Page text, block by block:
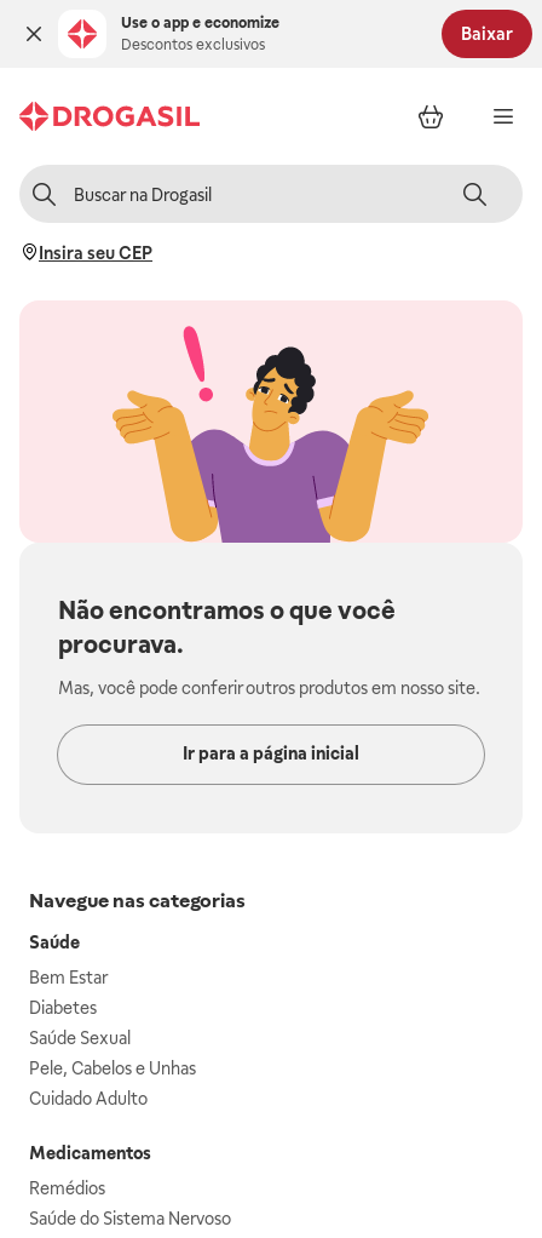
Use o app e economize
Descontos exclusivos
Baixar
Insira seu CEP
Não encontramos o que você
procurava.
Mas, você pode conferir outros produtos em nosso site.
Ir para a página inicial
Navegue nas categorias
Saúde
Bem Estar
Diabetes
Saúde Sexual
Pele, Cabelos e Unhas
Cuidado Adulto
Medicamentos
Remédios
Saúde do Sistema Nervoso